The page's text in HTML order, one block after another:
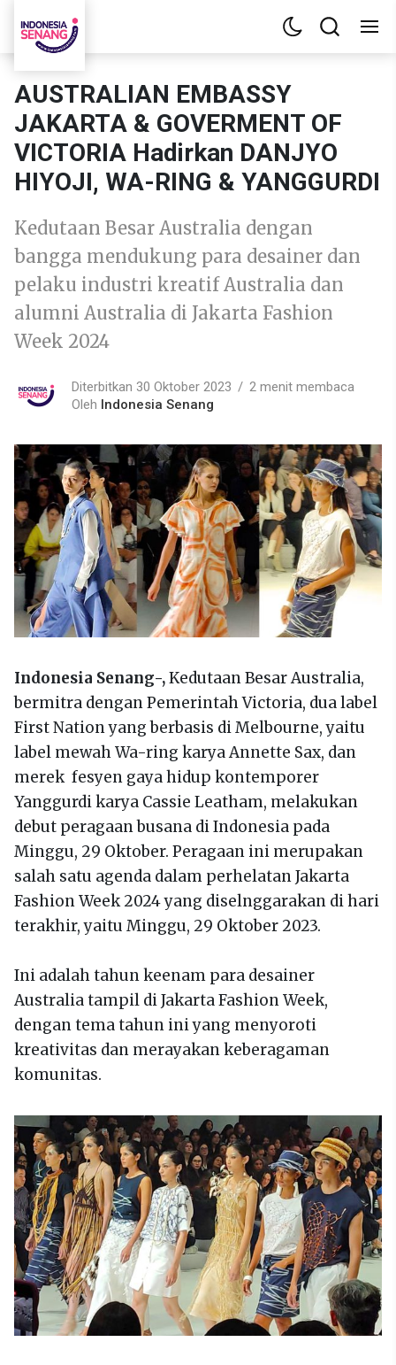
AUSTRALIAN EMBASSY
JAKARTA & GOVERMENT OF
VICTORIA Hadirkan DANJYO
HIYOJI, WA-RING & YANGGURDI
Kedutaan Besar Australia dengan
bangga mendukung para desainer dan
pelaku industri kreatif Australia dan
alumni Australia di Jakarta Fashion
Week 2024
Diterbitkan 30 Oktober 2023
2 menit membaca
Oleh Indonesia Senang
Indonesia Senang-,Kedutaan Besar Australia,
bermitra dengan Pemerintah Victoria, dua label
First Nation yang berbasis di Melbourne, yaitu
label mewah Wa-ring karya Annette Sax, dan
merek fesyen gaya hidup kontemporer
Yanggurdi karya Cassie Leatham, melakukan
debut peragaan busana di Indonesia pada
Minggu, 29 Oktober. Peragaan ini merupakan
salah satu agenda dalam perhelatan Jakarta
Fashion Week 2024 yang diselnggarakan di hari
terakhir, yaitu Minggu, 29 Oktober 2023.
Ini adalah tahun keenam para desainer
Australia tampil di Jakarta Fashion Week,
dengan tema tahun ini yang menyoroti
kreativitas dan merayakan keberagaman
komunitas.